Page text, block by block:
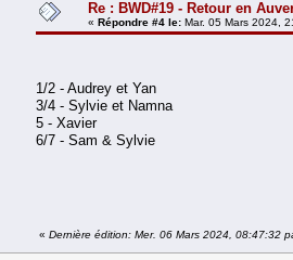
Re : BWD#19 - Retour en
« Répondre #4 le: Mar. 05 Mars 2024,
1/2 - Audrey et Yan
3/4 - Sylvie et Namna
5 - Xavier
6/7 - Sam & Sylvie
« Dernière édition: Mer. 06 Mars 2024, 08:47:32